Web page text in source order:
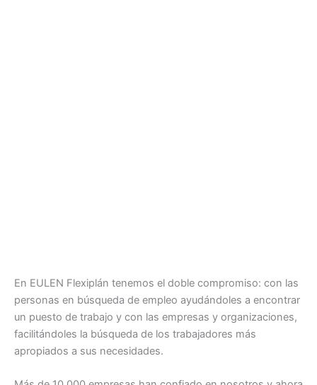
En EULEN Flexiplán tenemos el doble compromiso: con las
personas en búsqueda de empleo ayudándoles a encontrar
un puesto de trabajo y con las empresas y organizaciones,
facilitándoles la búsqueda de los trabajadores más
apropiados a sus necesidades.